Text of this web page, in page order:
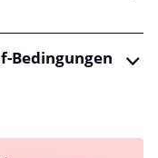
Bedingungen